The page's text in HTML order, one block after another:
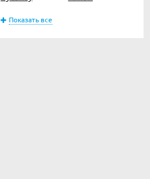
Показать все